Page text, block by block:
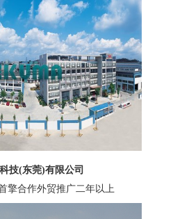
技(东莞)有限公司
擎合作外贸推广二年以上